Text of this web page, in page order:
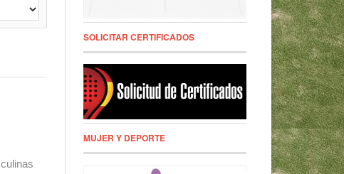
SOLICITAR CERTIFICADOS
MUJER Y DEPORTE